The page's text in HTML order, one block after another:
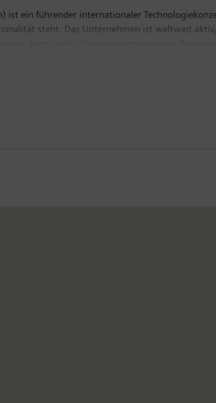
ist ein führender internationaler
steht. Das Unternehmen ist weltweit
Mobility, einer der führenden Anbieter